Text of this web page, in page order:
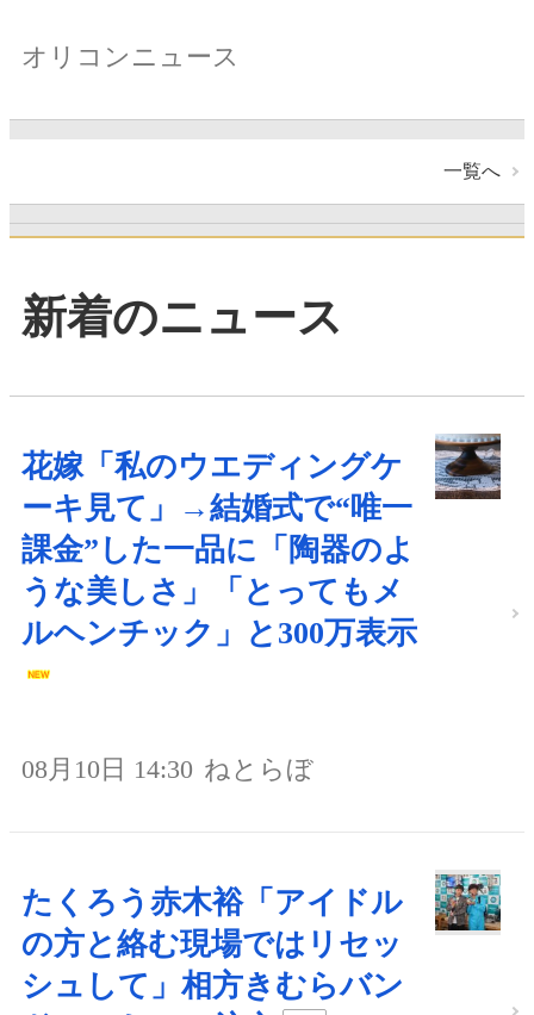
オリコンニュース
一覧へ
新着のニュース
花嫁「私のウエディングケ
ーキ見て」→結婚式で“唯一
課金”した一品に「陶器のよ
うな美しさ」「とってもメ
ルヘンチック」と300万表示
08月10日 14:30 ねとらぼ
たくろう赤木裕「アイドル
の方と絡む現場ではリセッ
シュして」相方きむらバン